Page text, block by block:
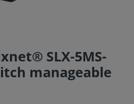
SLX-5MS-
manageable